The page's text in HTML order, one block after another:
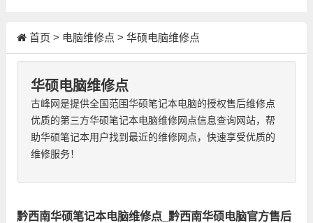
首页 > 电脑维修点 > 华硕电脑维修点
华硕电脑维修点
古峰网是提供全国范围华硕笔记本电脑的授权售后维修点
优质的第三方华硕笔记本电脑维修网点信息查询网站，帮
助华硕笔记本用户找到最近的维修网点，快速享受优质的
维修服务！
黔西南华硕笔记本电脑维修点_黔西南华硕电脑官方售后